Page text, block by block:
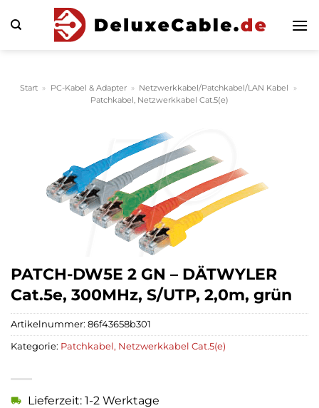
Inhalt
Start » PC-Kabel & Adapter » Netzwerkkabel/Patchkabel/LAN Kabel
»
Patchkabel, Netzwerkkabel Cat.5(e)
PATCH-DW5E 2 GN – DÄTWYLER
Cat.5e, 300MHz, S/UTP, 2,0m, grün
Lieferzeit: 1-2 Werktage
Artikelnummer: 86f43658b301
Kategorie: Patchkabel, Netzwerkkabel Cat.5(e)